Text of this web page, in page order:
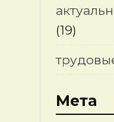
(19)
Мета